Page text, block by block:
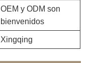
OEM y ODM son
bienvenidos
Xingqing